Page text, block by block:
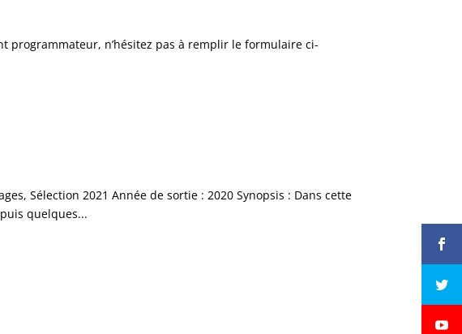
programmateur, n’hésitez pas à remplir le formulaire ci-
Sélection 2021 Année de sortie : 2020 Synopsis : Dans cette
quelques...